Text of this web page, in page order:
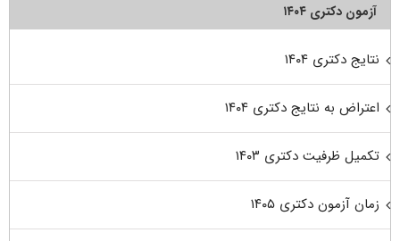
آزمون دکتری ۱۴۰۴
نتایج دکتری ۱۴۰۴
اعتراض به نتایج دکتری ۱۴۰۴
تکمیل ظرفیت دکتری ۱۴۰۳
زمان آزمون دکتری ۱۴۰۵